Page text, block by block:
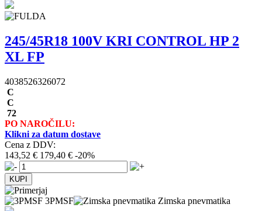
245/45R18 100V KRI CONTROL HP 2
XL FP
4038526326072
C
C
72
PO NAROČILU:
Klikni za datum dostave
Cena z DDV:
143,52 € 179,40 € -20%
3PMSF Zimska pnevmatika